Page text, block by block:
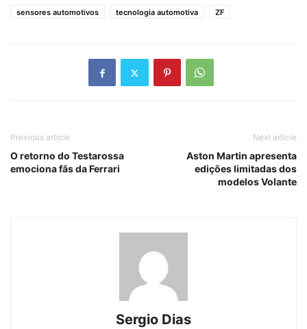
sensores automotivos
tecnologia automotiva ZF
Previous article
O retorno do Testarossa
emociona fãs da Ferrari
Next article
Aston Martin apresenta
edições limitadas dos
modelos Volante
Sergio Dias